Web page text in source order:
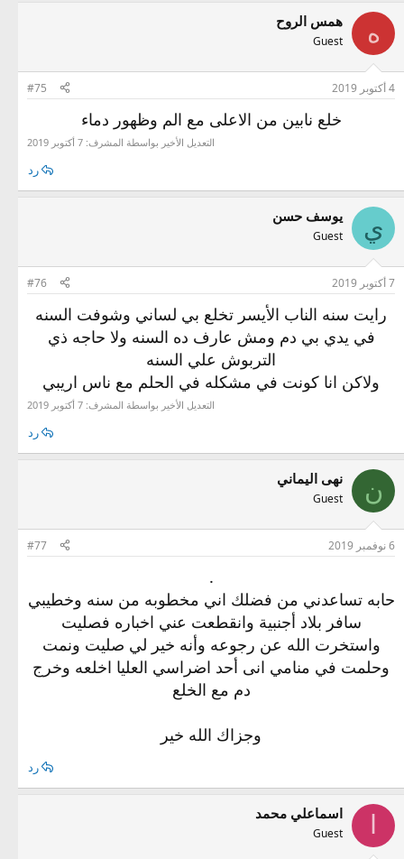
ه همس الروح
Guest
4 أكتوبر 2019 #75
خلع نابين من الاعلى مع الم وظهور دماء
التعديل الأخير بواسطة المشرف: 7 أكتوبر 2019
رد
ي يوسف حسن
Guest
7 أكتوبر 2019 #76
رايت سنه الناب الأيسر تخلع بي لساني وشوفت السنه
في يدي بي دم ومش عارف ده السنه ولا حاجه ذي
التربوش علي السنه
ولاكن انا كونت في مشكله في الحلم مع ناس اريبي
التعديل الأخير بواسطة المشرف: 7 أكتوبر 2019
رد
ن نهى اليماني
Guest
6 نوفمبر 2019 #77
.
حابه تساعدني من فضلك اني مخطوبه من سنه وخطيبي
سافر بلاد أجنبية وانقطعت عني اخباره فصليت
واستخرت الله عن رجوعه وأنه خير لي صليت ونمت
وحلمت في منامي انى أحد اضراسي العليا اخلعه وخرج
دم مع الخلع
وجزاك الله خير
رد
اسماعلي محمد
Guest